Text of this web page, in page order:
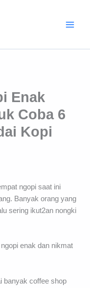
Enak
Coba 6
Kopi
ngopi saat ini
Banyak orang yang
sering ikut2an nongki
enak dan nikmat
banyak coffee shop